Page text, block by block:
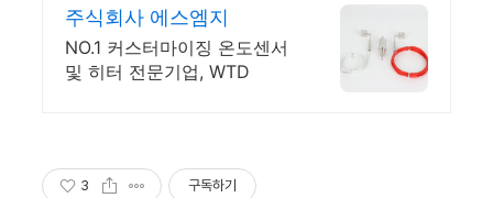
주식회사 에스엠지
NO.1 커스터마이징 온도센서
및 히터 전문기업, WTD
3 구독하기